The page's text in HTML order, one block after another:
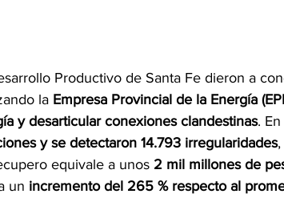
Productivo de Santa Fe dieron a
la Empresa Provincial de la Energía
y desarticular conexiones clandestinas.
y se detectaron 14.793 irregularidades,
equivale a unos 2 mil millones de
un incremento del 265 % respecto al